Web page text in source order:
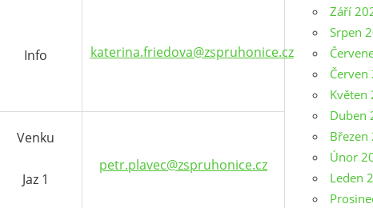
Info katerina.friedova@zspruhonice.cz
Venku
Jaz 1
petr.plavec@zspruhonice.cz
Září
Srpen
Červen
Květen
Duben
Březen
Únor
Leden